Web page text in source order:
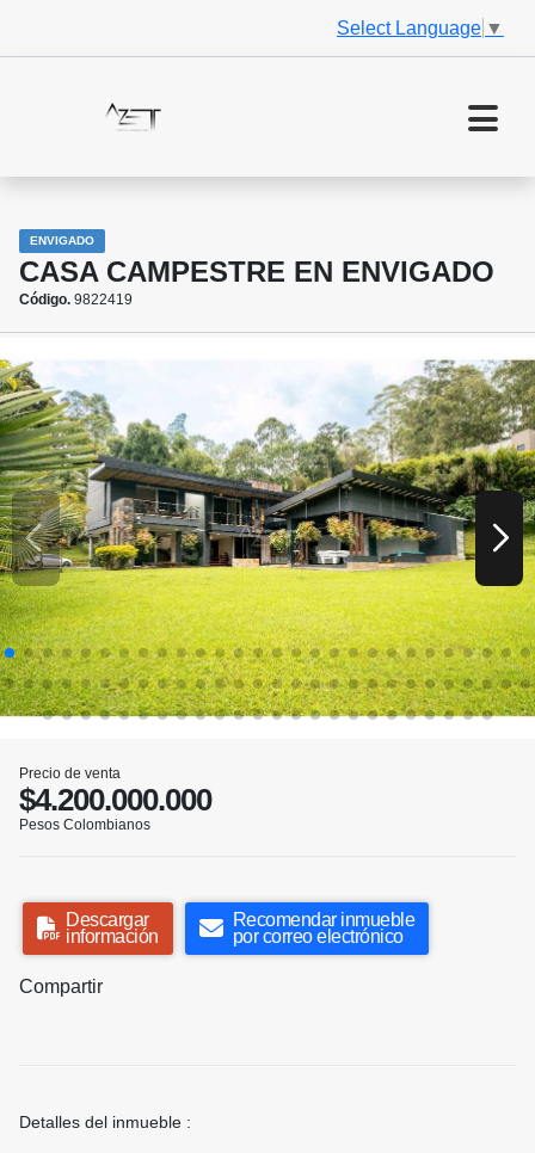
Select Language ▼
ENVIGADO
CASA CAMPESTRE EN ENVIGADO
Código. 9822419
Precio de venta
$4.200.000.000
Pesos Colombianos
Descargar
información
Recomendar inmueble
por correo electrónico
Compartir
Detalles del inmueble :